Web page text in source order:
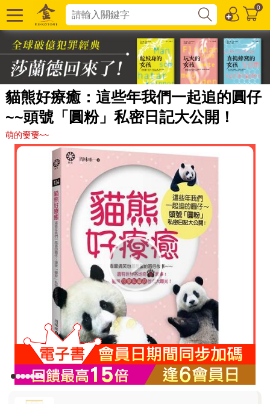
0
貓熊好療癒：這些年我們一起追的圓仔
~~頭號「圓粉」私密日記大公開！
萌的嫑嫑~~